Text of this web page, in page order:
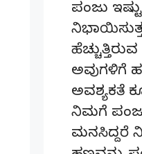
ಪಂಜು
ಅವುಗಳಿಗೆ
ಅವಶ್ಯಕತೆ
ನಿಮಗೆ
ಮನಸಿದ್ದರೆ